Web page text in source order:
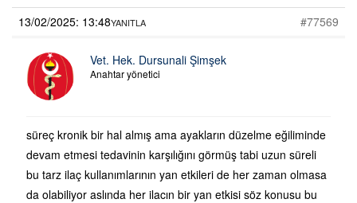
13/02/2025: 13:48 #77569
YANITLA
Vet. Hek. Dursunali Şimşek
Anahtar yönetici
süreç kronik bir hal almış ama ayakların düzelme eğiliminde
devam etmesi tedavinin karşılığını görmüş tabi uzun süreli
bu tarz ilaç kullanımlarının yan etkileri de her zaman olmasa
da olabiliyor aslında her ilacın bir yan etkisi söz konusu bu